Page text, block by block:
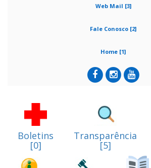
Web Mail [3]
Fale Conosco [2]
Home [1]
Boletins
[0]
Transparência
[5]